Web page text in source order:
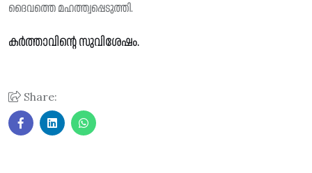
ദൈവത്തെ മഹത്ത്വപ്പെടുത്തി.
കർത്താവിന്റെ സുവിശേഷം.
Share: